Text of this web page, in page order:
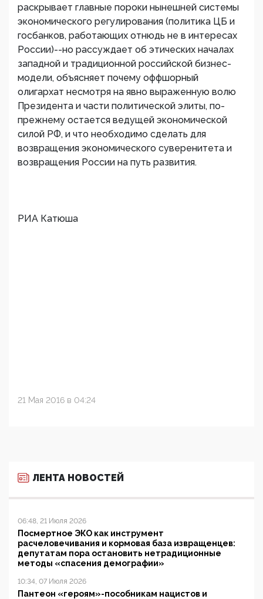
раскрывает главные пороки нынешней системы
экономического регулирования (политика ЦБ и
госбанков, работающих отнюдь не в интересах
России)--но рассуждает об этических началах
западной и традиционной российской бизнес-
модели, объясняет почему оффшорный
олигархат несмотря на явно выраженную волю
Президента и части политической элиты, по-
прежнему остается ведущей экономической
силой РФ, и что необходимо сделать для
возвращения экономического суверенитета и
возвращения России на путь развития.
РИА Катюша
21 Мая 2016 в 04:24
ЛЕНТА НОВОСТЕЙ
06:48, 21 Июля 2026
Посмертное ЭКО как инструмент
расчеловечивания и кормовая база извращенцев:
депутатам пора остановить нетрадиционные
методы «спасения демографии»
10:34, 07 Июля 2026
Пантеон «героям»-пособникам нацистов и